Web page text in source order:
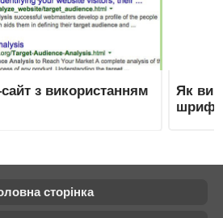
з використанням
Як
сторінка